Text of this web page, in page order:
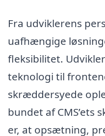
Fra udviklerens
uafhængige
fleksibilitet.
teknologi til
skræddersyede
bundet af CMS’ets
er, at opsætning,